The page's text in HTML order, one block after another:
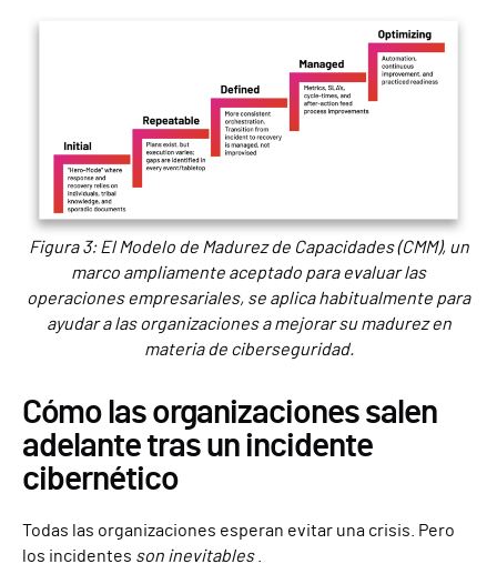
Figura 3: El Modelo de Madurez de Capacidades (CMM), un
marco ampliamente aceptado para evaluar las
operaciones empresariales, se aplica habitualmente para
ayudar a las organizaciones a mejorar su madurez en
materia de ciberseguridad.
Cómo las organizaciones salen
adelante tras un incidente
cibernético
Todas las organizaciones esperan evitar una crisis. Pero
los incidentes son inevitables.